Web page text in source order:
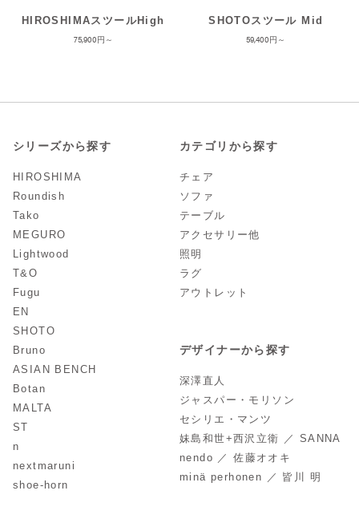
HIROSHIMAスツールHigh
75,900
SHOTOスツール Mid
59,400
シリーズから探す
HIROSHIMA
Roundish
Tako
MEGURO
Lightwood
T&O
Fugu
EN
SHOTO
Bruno
ASIAN BENCH
Botan
MALTA
ST
n
nextmaruni
shoe-horn
カテゴリから探す
チェア
ソファ
テーブル
アクセサリー他
照明
ラグ
アウトレット
デザイナーから探す
深澤直人
ジャスパー・モリソン
セシリエ・マンツ
妹島和世+西沢立衛 ／ SANNA
nendo ／ 佐藤オオキ
minä perhonen ／ 皆川 明